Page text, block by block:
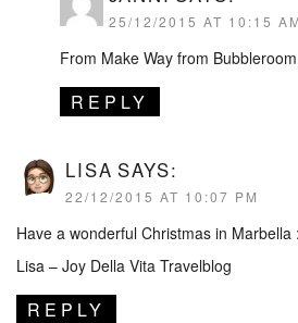
25/12/2015 AT 10:15 AM
From Make Way from
REPLY
LISA SAYS:
22/12/2015 AT 10:07 PM
Have a wonderful Christmas in Marbella
Lisa – Joy Della Vita Travelblog
REPLY